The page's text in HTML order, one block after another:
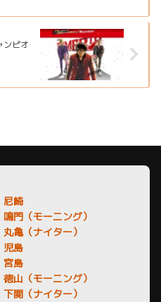
ンピオ
尼崎
鳴門（モーニング）
丸亀（ナイター）
児島
宮島
徳山（モーニング）
下関（ナイター）